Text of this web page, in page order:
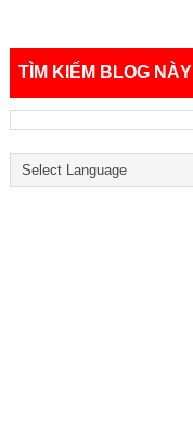
TÌM KIẾM BLOG NÀY